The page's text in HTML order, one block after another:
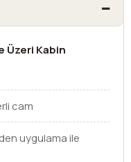
Üzeri Kabin
cam
uygulama ile